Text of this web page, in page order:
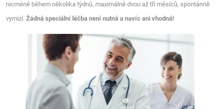
nicméně během několika týdnů, maximálně dvou až tří měsíců, spontánně
vymizí.Žádná speciální léčba není nutná a navíc ani vhodná!